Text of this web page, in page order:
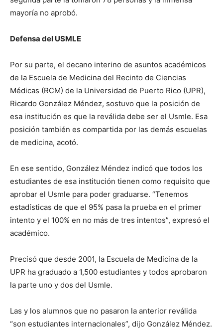
mayoría no aprobó.
Defensa del USMLE
Por su parte, el decano interino de asuntos académicos
de la Escuela de Medicina del Recinto de Ciencias
Médicas (RCM) de la Universidad de Puerto Rico (UPR),
Ricardo González Méndez, sostuvo que la posición de
esa institución es que la reválida debe ser el Usmle. Esa
posición también es compartida por las demás escuelas
de medicina, acotó.
En ese sentido, González Méndez indicó que todos los
estudiantes de esa institución tienen como requisito que
aprobar el Usmle para poder graduarse. “Tenemos
estadísticas de que el 95% pasa la prueba en el primer
intento y el 100% en no más de tres intentos”, expresó el
académico.
Precisó que desde 2001, la Escuela de Medicina de la
UPR ha graduado a 1,500 estudiantes y todos aprobaron
la parte uno y dos del Usmle.
Las y los alumnos que no pasaron la anterior reválida
“son estudiantes internacionales”, dijo González Méndez.